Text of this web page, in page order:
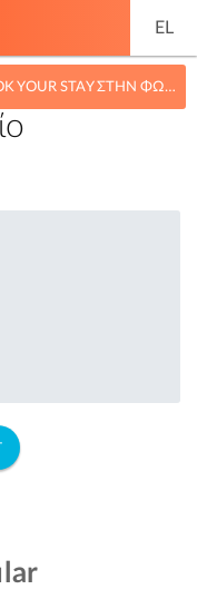
EL
BOOK YOUR STAY ΣΤΗΝ ΦΩΚΊΔΑ